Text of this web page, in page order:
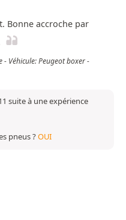
Bonne accroche par
- Véhicule: Peugeot boxer -
suite à une expérience
pneus ?OUI